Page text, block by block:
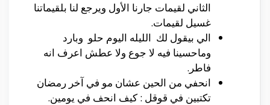
الثاني لقيمات جارنا الأول ويرجع لنا بلقيماتنا
غسيل لقيمات.
الي بيقول لك الليله اليوم حلو وبارد
وماحسينا فيه لا جوع ولا عطش اعرف انه
فاطر.
انحفي من الحين عشان مو في آخر رمضان
تكتبين في قوقل : كيف انحف في يومين.